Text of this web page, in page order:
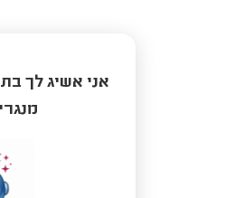
אני אשיג לך